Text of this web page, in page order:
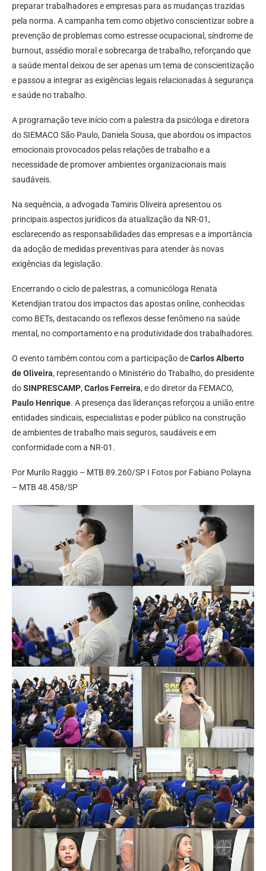
preparar trabalhadores e empresas para as mudanças trazidas
pela norma. A campanha tem como objetivo conscientizar sobre a
prevenção de problemas como estresse ocupacional, síndrome de
burnout, assédio moral e sobrecarga de trabalho, reforçando que
a saúde mental deixou de ser apenas um tema de conscientização
e passou a integrar as exigências legais relacionadas à segurança
e saúde no trabalho.
A programação teve início com a palestra da psicóloga e diretora
do SIEMACO São Paulo, Daniela Sousa, que abordou os impactos
emocionais provocados pelas relações de trabalho e a
necessidade de promover ambientes organizacionais mais
saudáveis.
Na sequência, a advogada Tamiris Oliveira apresentou os
principais aspectos jurídicos da atualização da NR-01,
esclarecendo as responsabilidades das empresas e a importância
da adoção de medidas preventivas para atender às novas
exigências da legislação.
Encerrando o ciclo de palestras, a comunicóloga Renata
Ketendjian tratou dos impactos das apostas online, conhecidas
como BETs, destacando os reflexos desse fenômeno na saúde
mental, no comportamento e na produtividade dos trabalhadores.
O evento também contou com a participação deCarlos Alberto
de Oliveira, representando o Ministério do Trabalho, do presidente
doSINPRESCAMP, Carlos Ferreira, e do diretor da FEMACO,
Paulo Henrique. A presença das lideranças reforçou a união entre
entidades sindicais, especialistas e poder público na construção
de ambientes de trabalho mais seguros, saudáveis e em
conformidade com a NR-01.
Por Murilo Raggio – MTB 89.260/SP I Fotos por Fabiano Polayna
– MTB 48.458/SP